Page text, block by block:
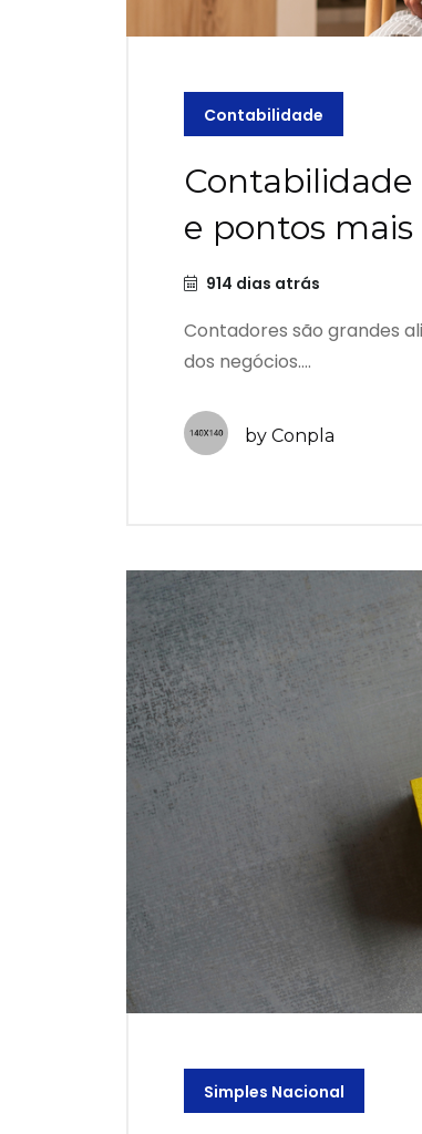
Contabilidade
Contabilidade
e pontos
914 dias atrás
Contadores são grandes
dos negócios....
by Conpla
Simples Nacional